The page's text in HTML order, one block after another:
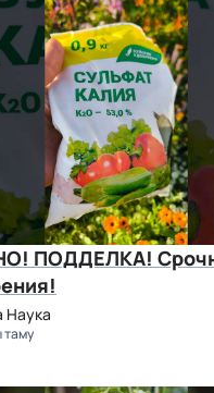
Срочно проверьте
Наука
таму